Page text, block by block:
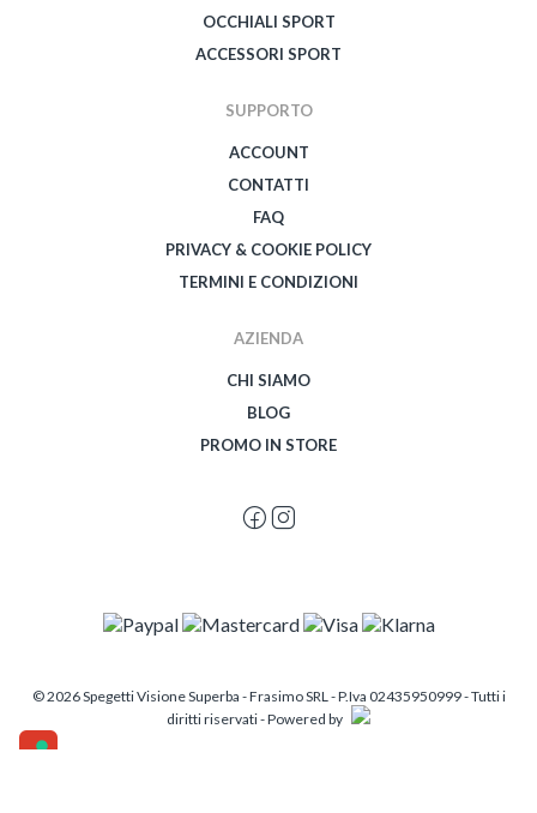
OCCHIALI SPORT
ACCESSORI SPORT
SUPPORTO
ACCOUNT
CONTATTI
FAQ
PRIVACY & COOKIE POLICY
TERMINI E CONDIZIONI
AZIENDA
CHI SIAMO
BLOG
PROMO IN STORE
© 2026 Spegetti Visione Superba - Frasimo SRL - P.Iva 02435950999 - Tutti i
diritti riservati - Powered by